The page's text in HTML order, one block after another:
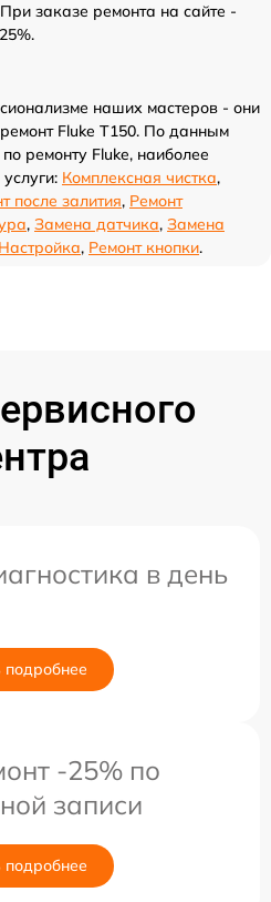
заказе ремонта на сайте -
наших мастеров - они
Fluke T150. По данным
ремонту Fluke, наиболее
Комплексная чистка,
после залития, Ремонт
, Замена датчика, Замена
Настройка, Ремонт кнопки.
в день
подробнее
-25% по
записи
подробнее